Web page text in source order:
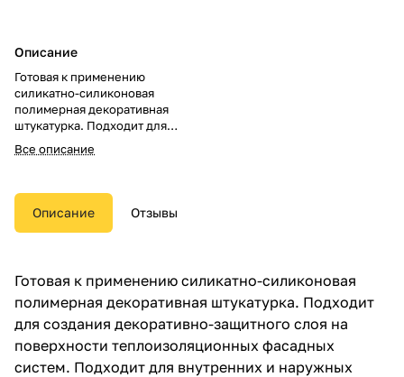
Описание
Готовая к применению
силикатно-силиконовая
полимерная декоративная
штукатурка. Подходит для
создания декоративно-
защитного слоя на поверхности
систем. Подходит для
внутренних и наружных работ.
Долговечная, обладает
плесени. Легка в работе,
подходит для
механизированного нанесения.
Не требует последующей
окраски, так как колеруется в
массе.
Все описание
Описание Отзывы
Готовая к применению силикатно-силиконовая
полимерная декоративная штукатурка. Подходит
для создания декоративно-защитного слоя на
поверхности теплоизоляционных фасадных
систем. Подходит для внутренних и наружных